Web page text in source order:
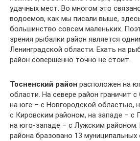
удачных мест. Во многом это
водоемов, как мы писали выше,
большинство совсем маленьких.
зрения рыбалки район является
Ленинградской области. Ехать на
район совершенно точно не стоит.
Тосненский район расположен на
области. На севере район граничит
на юге – с Новгородской областью,
с Кировским районом, на западе – с
на юго-западе – с Лужским районом.
района бразовано 13 муниципальных